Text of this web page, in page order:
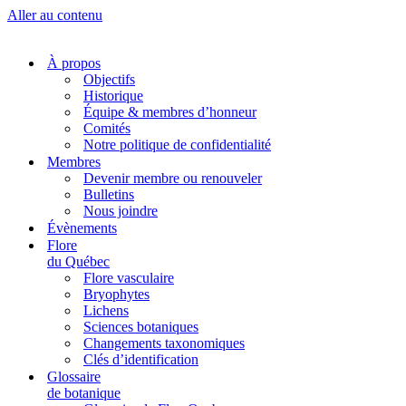
Aller au contenu
À propos
Objectifs
Historique
Équipe & membres d’honneur
Comités
Notre politique de confidentialité
Membres
Devenir membre ou renouveler
Bulletins
Nous joindre
Évènements
Flore
du Québec
Flore vasculaire
Bryophytes
Lichens
Sciences botaniques
Changements taxonomiques
Clés d’identification
Glossaire
de botanique